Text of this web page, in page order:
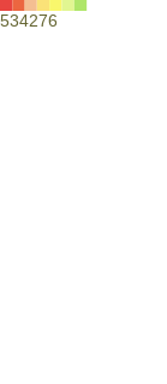
534276